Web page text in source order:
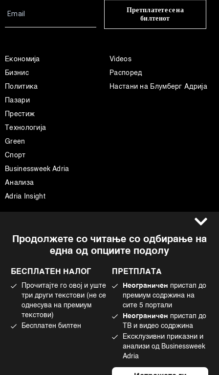
Продолжете со читање со одбирање на
една од опциите подолу
БЕСПЛАТЕН НАЛОГ
Прочитајте го овој и уште
три други текстови (не се
однесува на премиум
текстови)
Бесплатен билтен
ПРЕТПЛАТА
Неограничен пристап до
премиум содржина на
сите 5 портали
Неограничен пристап до
ТВ и видео содржина
Ексклузивни приказни и
анализи од Businessweek
Adria
Претплатете се на
билтенот
Економија
Бизнис
Политика
Пазари
Престиж
Технологија
Green
Спорт
Businessweek Adria
Анализа
Adria Insight
Videos
Распоред
Настани на Блумберг Адрија
Импресум
Политика на приватност
Употреба на вештачка интелигенција
Facebook
Instagram
Tiktok
©2022 - 2026 Bloomberg L.P. All Rights Reserved. BLOOMBERG and the
BLOOMBERG logo are registered trademarks and service marks of
Bloomberg Finance L.P. or its subsidiaries, displayed with permission
Bloomberg Adria is a Mtel Swiss SA Property
News CMS by Cubes